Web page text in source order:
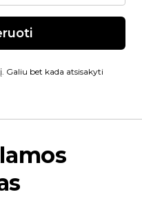
Galiu bet kada atsisakyti